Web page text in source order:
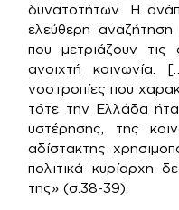
δυνατοτήτων. Η
ελεύθερη αναζήτηση
που μετριάζουν τις
ανοιχτή κοινωνία.
νοοτροπίες που
τότε την Ελλάδα
υστέρησης, της
αδίστακτης
πολιτικά κυρίαρχη
της» (σ.38-39).